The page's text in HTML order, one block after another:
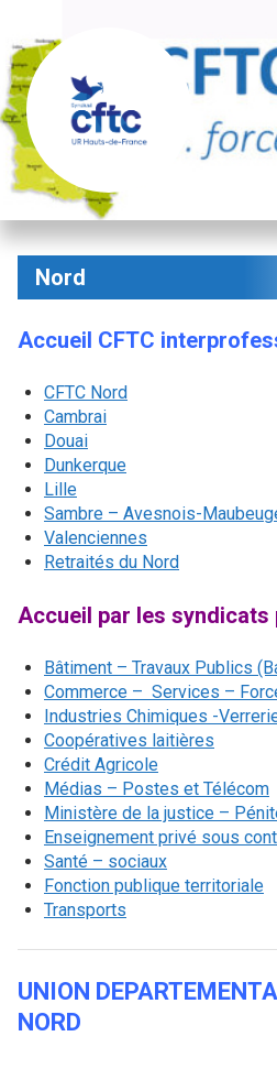
Nord
Accueil CFTC
CFTC Nord
Cambrai
Douai
Dunkerque
Lille
Sambre – Avesnois-
Valenciennes
Retraités du Nord
Accueil par les
Bâtiment – Travaux Publics
Commerce – Services –
Industries Chimiques -
Coopératives laitières
Crédit Agricole
Médias – Postes et Télécom
Ministère de la justice –
Enseignement privé sous
Santé – sociaux
Fonction publique territoriale
Transports
UNION
NORD